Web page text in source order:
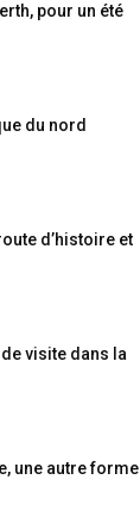
pour un été
du nord
d’histoire et
visite dans la
une autre forme